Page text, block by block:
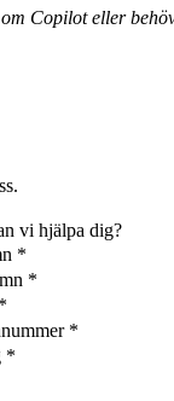
Copilot eller
vi hjälpa dig?
*
*
*
*